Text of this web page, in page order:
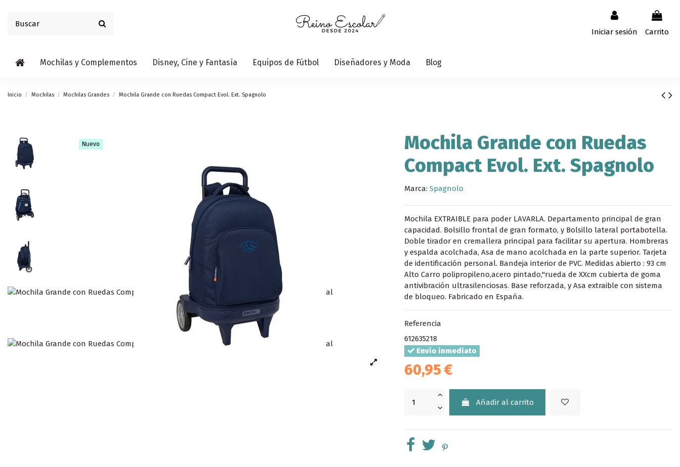
Iniciar sesión Carrito
Mochilas y Complementos Disney, Cine y Fantasía Equipos de Fútbol Diseñadores y Moda Blog
Inicio Mochilas Mochilas Grandes Mochila Grande con Ruedas Compact Evol. Ext. Spagnolo
Nuevo
Mochila Grande con Ruedas
Compact Evol. Ext. Spagnolo
Marca: Spagnolo
Mochila EXTRAIBLE para poder LAVARLA. Departamento principal de gran
capacidad. Bolsillo frontal de gran formato, y Bolsillo lateral portabotella.
Doble tirador en cremallera principal para facilitar su apertura. Hombreras
y espalda acolchada, Asa de mano acolchada en la parte superior. Tarjeta
de identificación personal. Bandeja interior de PVC. Medidas abierto : 93 cm
Alto Carro polipropileno,acero pintado,"rueda de XXcm cubierta de goma
antivibración ultrasilenciosas. Base reforzada, y Asa extraible con sistema
de bloqueo. Fabricado en España.
Referencia
612635218
Envío inmediato
60,95 €
Añadir al carrito